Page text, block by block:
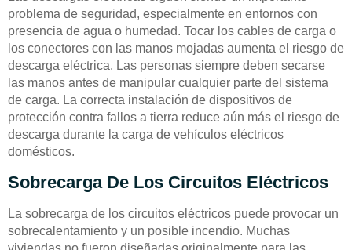
problema de seguridad, especialmente en entornos con
presencia de agua o humedad. Tocar los cables de carga o
los conectores con las manos mojadas aumenta el riesgo de
descarga eléctrica. Las personas siempre deben secarse
las manos antes de manipular cualquier parte del sistema
de carga. La correcta instalación de dispositivos de
protección contra fallos a tierra reduce aún más el riesgo de
descarga durante la carga de vehículos eléctricos
domésticos.
Sobrecarga De Los Circuitos Eléctricos
La sobrecarga de los circuitos eléctricos puede provocar un
sobrecalentamiento y un posible incendio. Muchas